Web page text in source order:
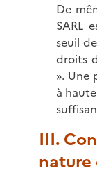
De
SARL
seuil
droits
». Une
à
III.
nature